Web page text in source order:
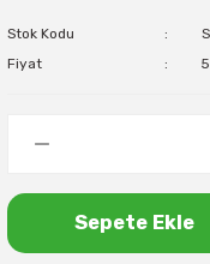
Stok Kodu
Fiyat
Sepete Ekle